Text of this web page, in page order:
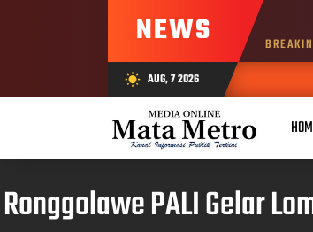
NEWS
wb_sunny AUG, 7 2026
Ronggolawe PALI Gelar